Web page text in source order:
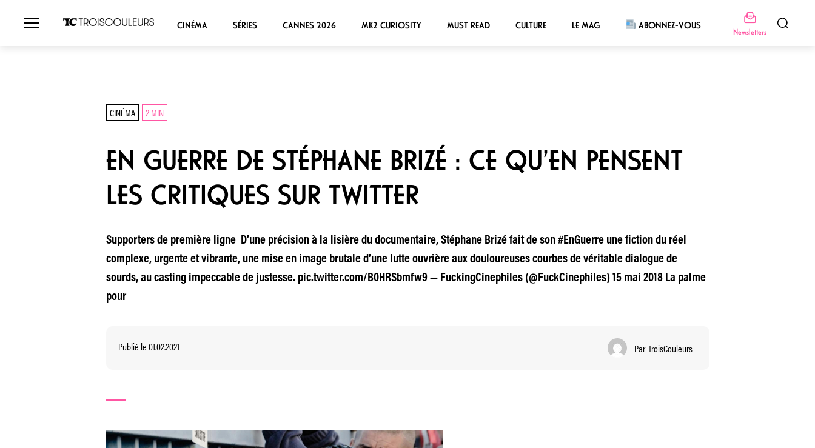
CINÉMA SÉRIES CANNES 2026 MK2 CURIOSITY MUST READ CULTURE LE MAG ABONNEZ-VOUS
Newsletters
CINÉMA 2 MIN
EN GUERRE DE STÉPHANE BRIZÉ : CE QU’EN PENSENT
LES CRITIQUES SUR TWITTER
Supporters de première ligne D’une précision à la lisière du documentaire, Stéphane Brizé fait de son #EnGuerre une fiction du réel
complexe, urgente et vibrante, une mise en image brutale d’une lutte ouvrière aux douloureuses courbes de véritable dialogue de
sourds, au casting impeccable de justesse. pic.twitter.com/B0HRSbmfw9 — FuckingCinephiles (@FuckCinephiles) 15 mai 2018 La palme
pour
Publié le 01.02.2021 Par TroisCouleurs